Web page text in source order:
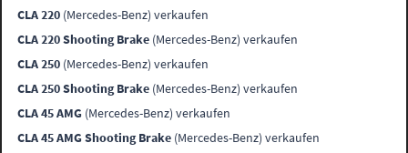
CLA 220 (Mercedes-Benz) verkaufen
CLA 220 Shooting Brake (Mercedes-Benz) verkaufen
CLA 250 (Mercedes-Benz) verkaufen
CLA 250 Shooting Brake (Mercedes-Benz) verkaufen
CLA 45 AMG (Mercedes-Benz) verkaufen
CLA 45 AMG Shooting Brake (Mercedes-Benz) verkaufen